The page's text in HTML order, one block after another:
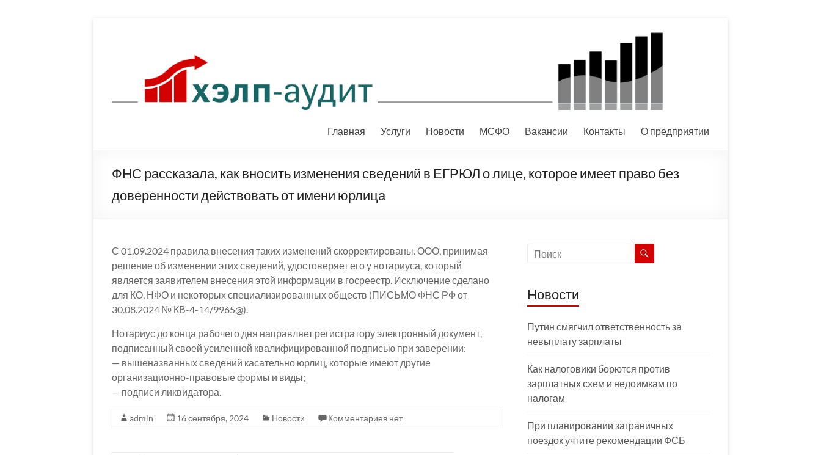
Главная Услуги Новости МСФО Вакансии Контакты О предприятии
ФНС рассказала, как вносить изменения сведений в ЕГРЮЛ о лице, которое имеет право без
доверенности действовать от имени юрлица
С 01.09.2024 правила внесения таких изменений скорректированы. ООО, принимая
решение об изменении этих сведений, удостоверяет его у нотариуса, который
является заявителем внесения этой информации в госреестр. Исключение сделано
для КО, НФО и некоторых специализированных обществ (ПИСЬМО ФНС РФ от
30.08.2024 № КВ-4-14/9965@).
Нотариус до конца рабочего дня направляет регистратору электронный документ,
подписанный своей усиленной квалифицированной подписью при заверении:
— вышеназванных сведений касательно юрлиц, которые имеют другие
организационно-правовые формы и виды;
— подписи ликвидатора.
admin 16 сентября, 2024 Новости Комментариев нет
Новости
Путин смягчил ответственность за
невыплату зарплаты
Как налоговики борются против
зарплатных схем и недоимкам по
налогам
При планировании заграничных
поездок учтите рекомендации ФСБ